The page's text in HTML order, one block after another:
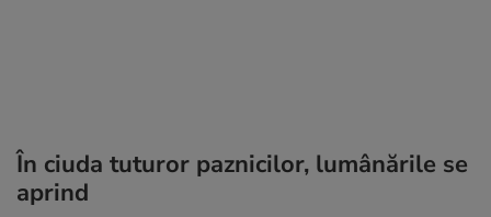
În ciuda tuturor paznicilor, lumânările se
aprind